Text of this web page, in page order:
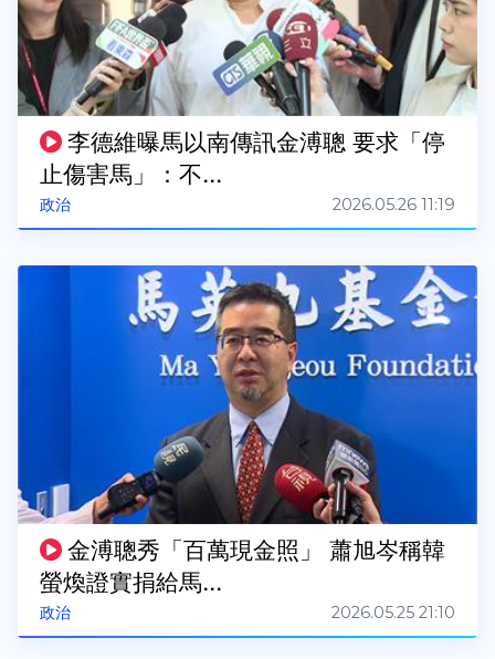
政治
李德維曝馬以南傳訊金溥聰 要求「停
止傷害馬」：不...
2026.05.26 11:19
政治
金溥聰秀「百萬現金照」 蕭旭岑稱韓
螢煥證實捐給馬...
2026.05.25 21:10